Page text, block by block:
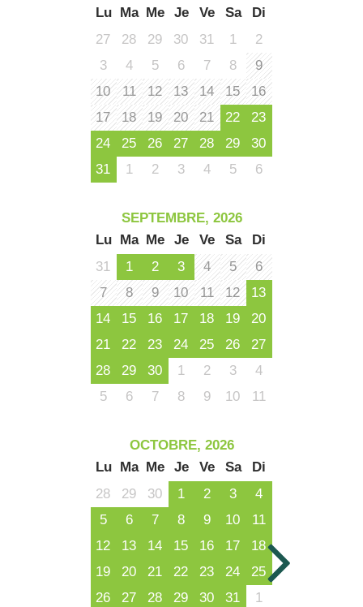
Lu
Ma Me Je Ve Sa
Di
27
28 29 30 31 1
2
3
4 5 6 7 8
9
10
11 12 13 14 15
16
17
18 19 20 21 22
23
24
25 26 27 28 29
30
31
1 2 3 4 5 6
SEPTEMBRE, 2026
Lu
Ma Me Je Ve Sa
Di
31
1 2 3 4 5
6
7
8 9 10 11 12
13
14
15 16 17 18 19
20
21
22 23 24 25 26
27
28
29 30 1 2 3
4
5
6 7 8 9 10 11
OCTOBRE, 2026
Lu
Ma Me Je Ve Sa
Di
28
29 30 1 2 3
4
5
6 7 8 9 10
11
12
13 14 15 16 17
18
19
20 21 22 23 24
25
26
27 28 29 30 31 1